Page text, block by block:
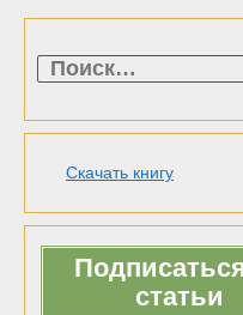
Скачать книгу
статьи